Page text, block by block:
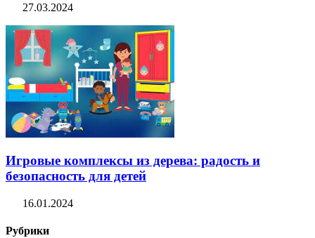
27.03.2024
Игровые комплексы из дерева: радость и
безопасность для детей
16.01.2024
Рубрики